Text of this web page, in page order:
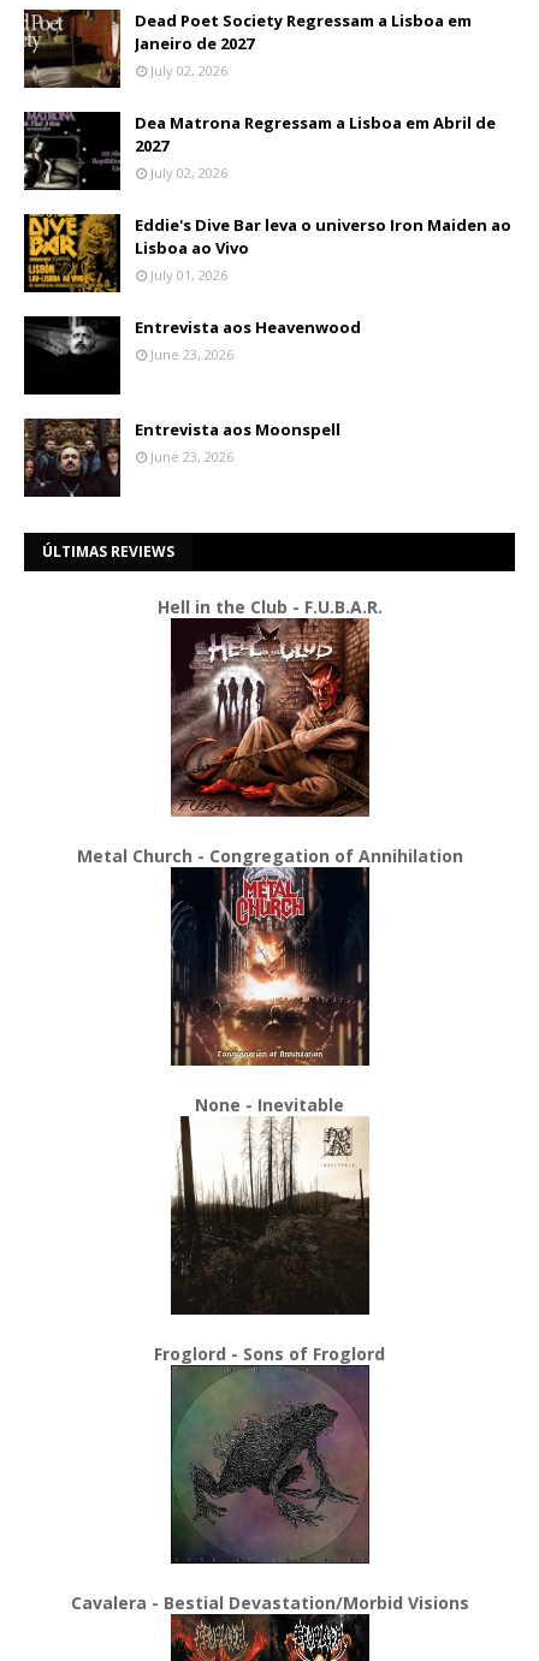
Dead Poet Society Regressam a Lisboa em
Janeiro de 2027
July 02, 2026
Dea Matrona Regressam a Lisboa em Abril de
2027
July 02, 2026
Eddie's Dive Bar leva o universo Iron Maiden ao
Lisboa ao Vivo
July 01, 2026
Entrevista aos Heavenwood
June 23, 2026
Entrevista aos Moonspell
June 23, 2026
ÚLTIMAS REVIEWS
Hell in the Club - F.U.B.A.R.
Metal Church - Congregation of Annihilation
None - Inevitable
Froglord - Sons of Froglord
Cavalera - Bestial Devastation/Morbid Visions